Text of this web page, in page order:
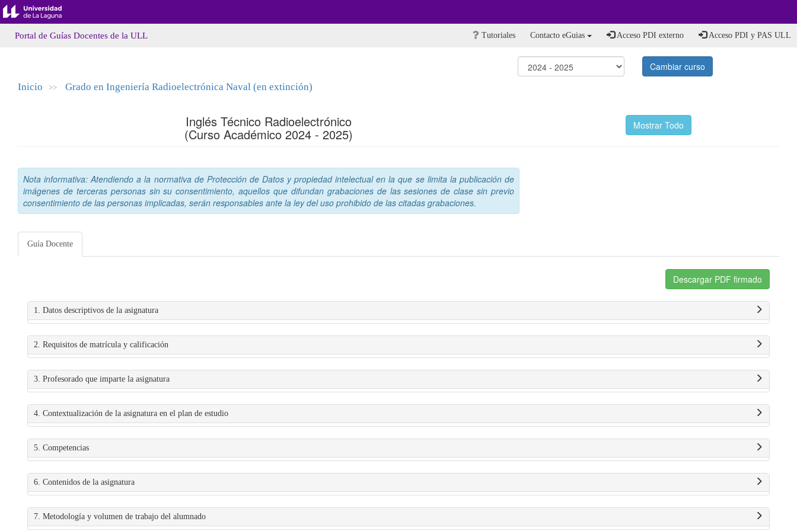
Portal de Guías Docentes de la ULL Tutoriales Contacto eGuias Acceso PDI externo Acceso PDI y PAS ULL
Cambiar curso
Inicio >> Grado en Ingeniería Radioelectrónica Naval (en extinción)
Inglés Técnico Radioelectrónico
(Curso Académico 2024 - 2025)
Mostrar Todo
Nota informativa: Atendiendo a la normativa de Protección de Datos y propiedad intelectual en la que se limita la publicación de
imágenes de terceras personas sin su consentimiento, aquellos que difundan grabaciones de las sesiones de clase sin previo
consentimiento de las personas implicadas, serán responsables ante la ley del uso prohibido de las citadas grabaciones.
Guía Docente
Descargar PDF firmado
1. Datos descriptivos de la asignatura
2. Requisitos de matrícula y calificación
3. Profesorado que imparte la asignatura
4. Contextualización de la asignatura en el plan de estudio
5. Competencias
6. Contenidos de la asignatura
7. Metodología y volumen de trabajo del alumnado